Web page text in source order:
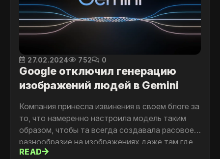
27.02.2024 752 0
Google отключил генерацию
изображений людей в Gemini
Компания принесла извинения в своем блоге за
то, что намеренно настроила модель таким
образом, чтобы та всегда создавала расовое
разнообразие на изображениях даже там где
это не уместно, к примеру: чернокожие
READ